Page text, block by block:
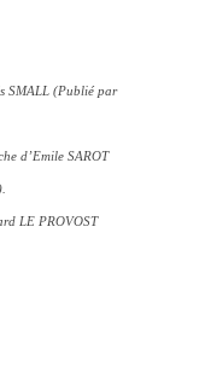
SMALL (Publié par
d’Emile SAROT
LE PROVOST